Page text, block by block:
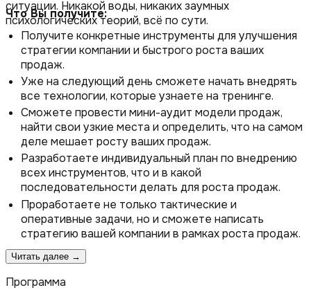
ситуации. Никакой воды, никаких заумных
психологических теорий, всё по сути.
Что Вы получите:
Получите конкретные инструменты для улучшения
стратегии компании и быстрого роста ваших
продаж.
Уже на следующий день сможете начать внедрять
все технологии, которые узнаете на тренинге.
Сможете провести мини-аудит модели продаж,
найти свои узкие места и определить, что на самом
деле мешает росту ваших продаж.
Разработаете индивидуальный план по внедрению
всех инструментов, что и в какой
последовательности делать для роста продаж.
Проработаете не только тактические и
оперативные задачи, но и сможете написать
стратегию вашей компании в рамках роста продаж.
Читать далее →
Программа